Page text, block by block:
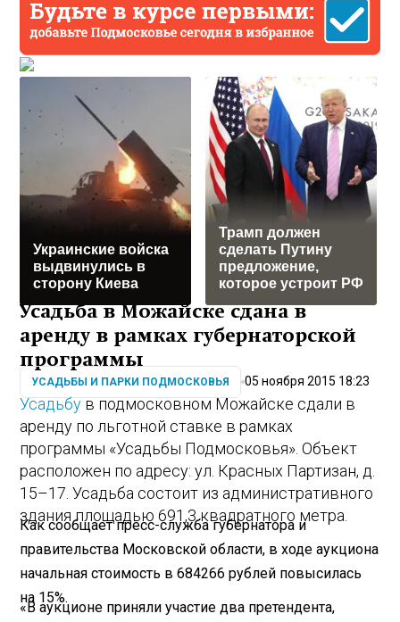
Украинские войска
выдвинулись в
сторону Киева
Трамп должен
сделать Путину
предложение,
которое устроит РФ
Усадьба в Можайске сдана в
аренду в рамках губернаторской
программы
УСАДЬБЫ И ПАРКИ ПОДМОСКОВЬЯ 05 ноября 2015 18:23
Усадьбув подмосковном Можайске сдали в
аренду по льготной ставке в рамках
программы «Усадьбы Подмосковья». Объект
расположен по адресу: ул. Красных Партизан, д.
15–17. Усадьба состоит из административного
здания площадью 691,3 квадратного метра.
Как сообщает пресс-служба губернатора и
правительства Московской области, в ходе аукциона
начальная стоимость в 684266 рублей повысилась
на 15%.
«В аукционе приняли участие два претендента,